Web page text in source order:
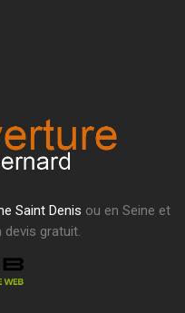
Saint Denis ou en Seine et
devis gratuit.